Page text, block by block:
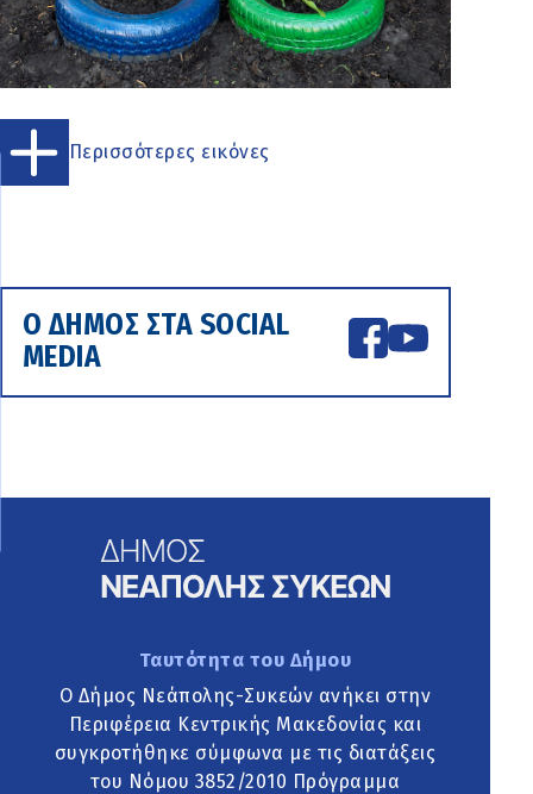
Περισσότερες εικόνες
Ο ΔΗΜΟΣ ΣΤΑ SOCIAL
MEDIA
Ταυτότητα του Δήμου
Ο Δήμος Νεάπολης-Συκεών ανήκει στην
Περιφέρεια Κεντρικής Μακεδονίας και
συγκροτήθηκε σύμφωνα με τις διατάξεις
του Νόμου 3852/2010 Πρόγραμμα